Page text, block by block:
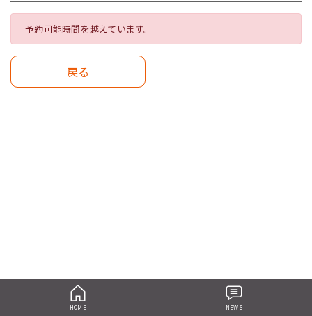
予約可能時間を越えています。
戻る
HOME NEWS